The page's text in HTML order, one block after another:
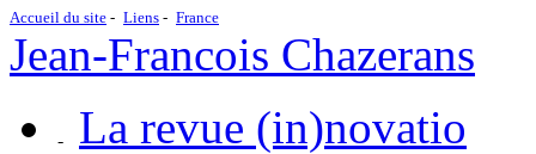
Accueil du site Liens France
Jean-Francois Chazerans
La revue (in)novatio